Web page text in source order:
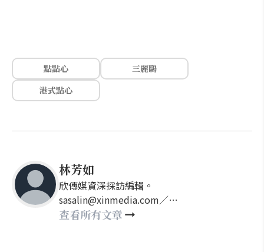
點點心
三麗鷗
港式點心
林芳如
欣傳媒資深採訪編輯。
sasalin@xinmedia.com／
happy21917@gmail.com
查看所有文章